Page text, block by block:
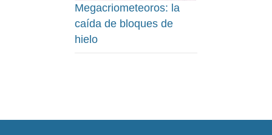
Megacriometeoros: la
caída de bloques de
hielo